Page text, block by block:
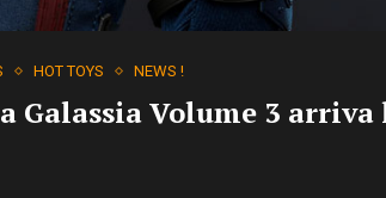
HOT TOYS NEWS !
Volume 3 arriva